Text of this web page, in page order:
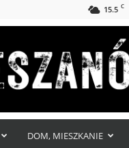
15.5 C
DOM, MIESZKANIE